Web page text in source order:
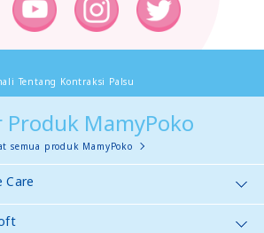
Tentang Kontraksi Palsu
MamyPoko
semua produk MamyPoko
Care